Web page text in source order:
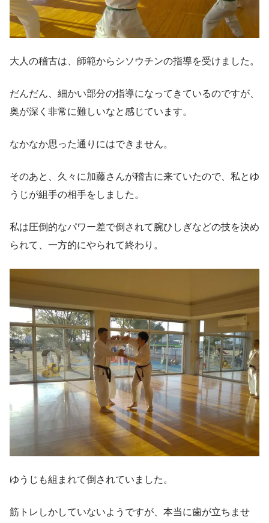
大人の稽古は、師範からシソウチンの指導を受けました。
だんだん、細かい部分の指導になってきているのですが、
奥が深く非常に難しいなと感じています。
なかなか思った通りにはできません。
そのあと、久々に加藤さんが稽古に来ていたので、私とゆ
うじが組手の相手をしました。
私は圧倒的なパワー差で倒されて腕ひしぎなどの技を決め
られて、一方的にやられて終わり。
ゆうじも組まれて倒されていました。
筋トレしかしていないようですが、本当に歯が立ちませ